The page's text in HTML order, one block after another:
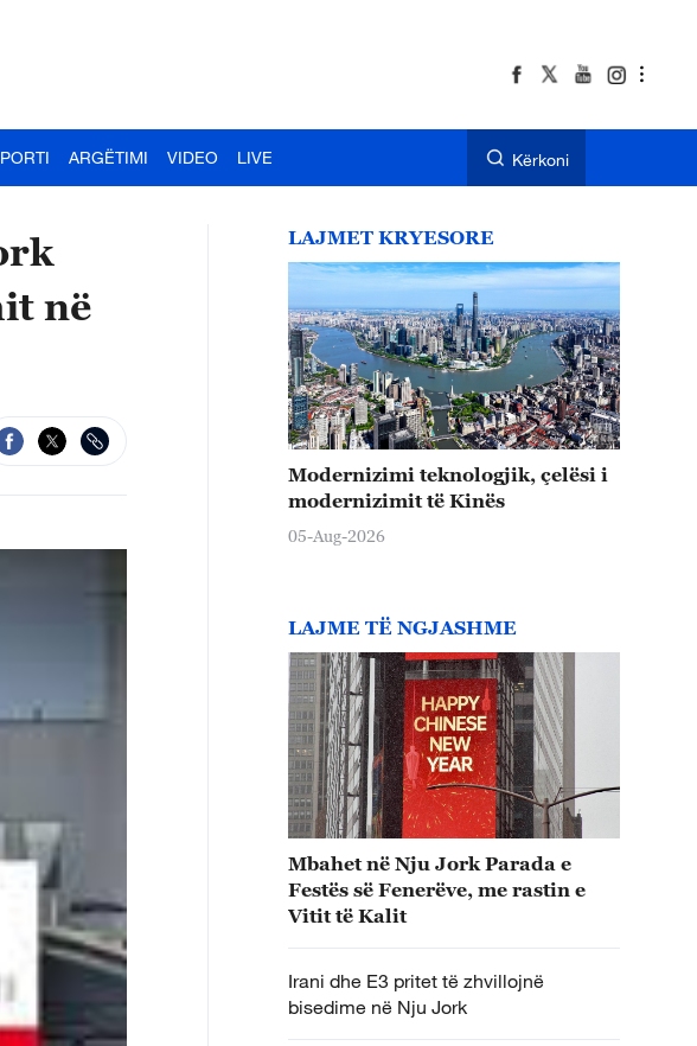
ARGËTIMI VIDEO LIVE Kërkoni
në
LAJMET KRYESORE
Modernizimi teknologjik, çelësi i
modernizimit të Kinës
05-Aug-2026
LAJME TË NGJASHME
Mbahet në Nju Jork Parada e
Festës së Fenerëve, me rastin e
Vitit të Kalit
Irani dhe E3 pritet të zhvillojnë
bisedime në Nju Jork